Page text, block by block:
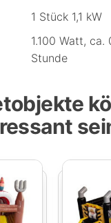
1 Stück 1,1 kW
1.100 Watt,
Stunde